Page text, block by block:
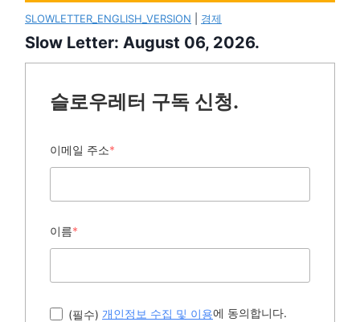
SLOWLETTER_ENGLISH_VERSION 경제
Slow Letter: August 06, 2026.
슬로우레터 구독 신청.
이메일 주소*
이름*
(필수) 개인정보 수집 및 이용에 동의합니다.